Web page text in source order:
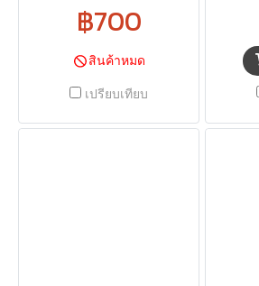
฿700
สินค้าหมด
เปรียบเทียบ